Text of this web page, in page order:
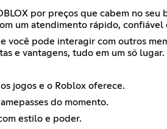
por preços que cabem no
um atendimento rápido, confiável
você pode interagir com outros
e vantagens, tudo em um só lugar.
jogos e o Roblox oferece.
do momento.
estilo e poder.